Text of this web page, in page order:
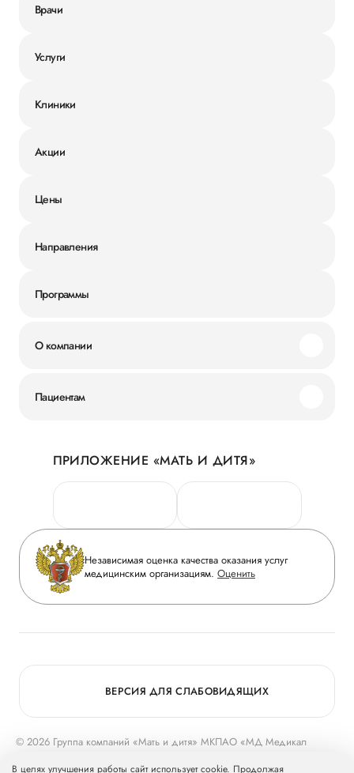
Врачи
Услуги
Клиники
Акции
Цены
Направления
Программы
О компании
Новости
Руководство
Сотрудничество
Инвесторам
Журнал «Мать и дитя»
Вакансии
Медицинский туризм
Пациентам
Личный кабинет
Персональные данные
Горячая линия качества
Вопрос-ответ
Приложение пациента
Статьи
ПРИЛОЖЕНИЕ «МАТЬ И ДИТЯ»
Независимая оценка качества оказания услуг
медицинским организациям. Оценить
© 2026 Группа компаний «Мать и дитя» МКПАО «МД Медикал
ВЕРСИЯ ДЛЯ СЛАБОВИДЯЩИХ
В целях улучшения работы сайт использует cookie. Продолжая